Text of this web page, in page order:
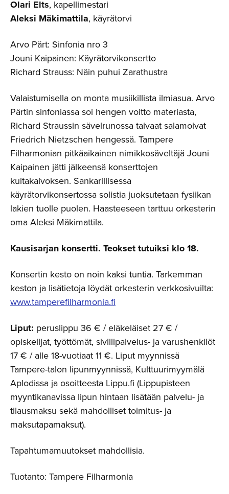
Olari Elts, kapellimestari
Aleksi Mäkimattila, käyrätorvi
Arvo Pärt: Sinfonia nro 3
Jouni Kaipainen: Käyrätorvikonsertto
Richard Strauss: Näin puhui Zarathustra
Valaistumisella on monta musiikillista ilmiasua. Arvo
Pärtin sinfoniassa soi hengen voitto materiasta,
Richard Straussin sävelrunossa taivaat salamoivat
Friedrich Nietzschen hengessä. Tampere
Filharmonian pitkäaikainen nimikkosäveltäjä Jouni
Kaipainen jätti jälkeensä konserttojen
kultakaivoksen. Sankarillisessa
käyrätorvikonsertossa solistia juoksutetaan fysiikan
lakien tuolle puolen. Haasteeseen tarttuu orkesterin
oma Aleksi Mäkimattila.
Kausisarjan konsertti. Teokset tutuiksi klo 18.
Konsertin kesto on noin kaksi tuntia. Tarkemman
keston ja lisätietoja löydät orkesterin verkkosivuilta:
www.tamperefilharmonia.fi
Liput: peruslippu 36 € / eläkeläiset 27 € /
opiskelijat, työttömät, siviilipalvelus- ja varushenkilöt
17 € / alle 18-vuotiaat 11 €. Liput myynnissä
Tampere-talon lipunmyynnissä, Kulttuurimyymälä
Aplodissa ja osoitteesta Lippu.fi (Lippupisteen
myyntikanavissa lipun hintaan lisätään palvelu- ja
tilausmaksu sekä mahdolliset toimitus- ja
maksutapamaksut).
Tapahtumamuutokset mahdollisia.
Tuotanto: Tampere Filharmonia